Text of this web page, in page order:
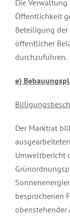
Die
Öffentlichkeit
Beteiligung der
öffentlicher
durchzuführen.
e)
Der Marktrat
Umweltbericht
besprochenen
obenstehender